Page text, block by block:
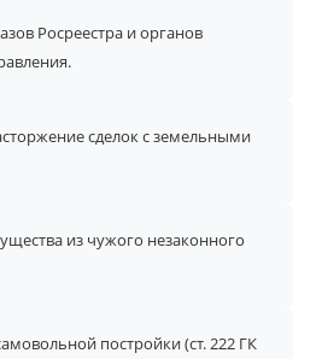
Росреестра и органов
сделок с земельными
из чужого незаконного
постройки (ст. 222 ГК